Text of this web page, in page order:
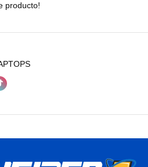
producto!